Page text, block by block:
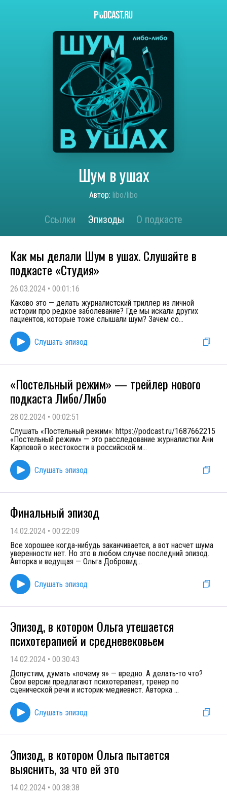
Шум в ушах
Автор: libo/libo
Ссылки Эпизоды О подкасте
Как мы делали Шум в ушах. Слушайте в
подкасте «Студия»
26.03.2024 • 00:01:16
Каково это — делать журналистский триллер из личной
истории про редкое заболевание? Где мы искали других
пациентов, которые тоже слышали шум? Зачем со...
Слушать эпизод
«Постельный режим» — трейлер нового
подкаста Либо/Либо
28.02.2024 • 00:02:51
Слушать «Постельный режим»: https://podcast.ru/1687662215
«Постельный режим» — это расследование журналистки Ани
Карповой о жестокости в российской м...
Слушать эпизод
Финальный эпизод
14.02.2024 • 00:22:09
Все хорошее когда-нибудь заканчивается, а вот насчет шума
уверенности нет. Но это в любом случае последний эпизод.
Авторка и ведущая — Ольга Добровид...
Слушать эпизод
Эпизод, в котором Ольга утешается
психотерапией и средневековьем
14.02.2024 • 00:30:43
Допустим, думать «почему я» — вредно. А делать-то что?
Свои версии предлагают психотерапевт, тренер по
сценической речи и историк-медиевист. Авторка ...
Слушать эпизод
Эпизод, в котором Ольга пытается
выяснить, за что ей это
14.02.2024 • 00:38:38